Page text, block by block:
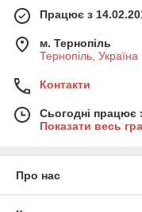
Працює з
м. Тернопіль
Тернопіль, Україна
Контакти
Сьогодні працює
Показати весь
Про нас